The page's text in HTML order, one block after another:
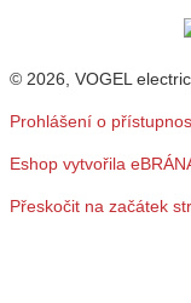
© 2026, VOGEL
Prohlášení o
Eshop vytvořila
Přeskočit na začátek